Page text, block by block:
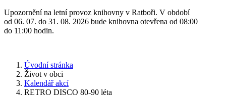
Upozornění na letní provoz knihovny v Ratboři. V období
od 06. 07. do 31. 08. 2026 bude knihovna otevřena od 08:00
do 11:00 hodin.
Úvodní stránka
Život v obci
Kalendář akcí
RETRO DISCO 80-90 léta